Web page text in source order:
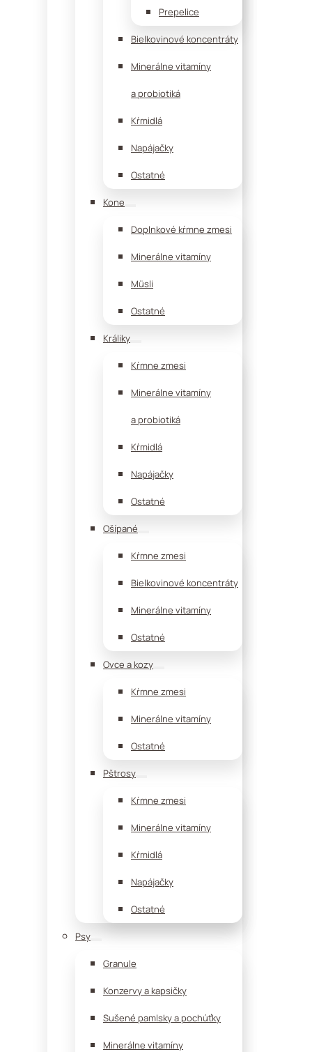
Prepelice
Bielkovinové koncentráty
Minerálne vitamíny
a probiotiká
Kŕmidlá
Napájačky
Ostatné
Kone
Doplnkové kŕmne zmesi
Minerálne vitamíny
Müsli
Ostatné
Králiky
Kŕmne zmesi
Minerálne vitamíny
a probiotiká
Kŕmidlá
Napájačky
Ostatné
Ošípané
Kŕmne zmesi
Bielkovinové koncentráty
Minerálne vitamíny
Ostatné
Ovce a kozy
Kŕmne zmesi
Minerálne vitamíny
Ostatné
Pštrosy
Kŕmne zmesi
Minerálne vitamíny
Kŕmidlá
Napájačky
Ostatné
Psy
Granule
Konzervy a kapsičky
Sušené pamlsky a pochúťky
Minerálne vitamíny